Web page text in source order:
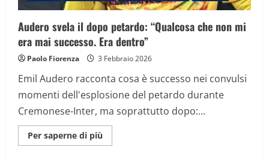
Audero svela il dopo petardo: “Qualcosa che non mi
era mai successo. Era dentro”
Paolo Fiorenza 3 Febbraio 2026
Emil Audero racconta cosa è successo nei convulsi
momenti dell'esplosione del petardo durante
Cremonese-Inter, ma soprattutto dopo:...
Per saperne di più
informazioni